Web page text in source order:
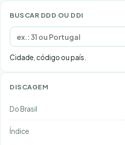
BUSCAR DDD OU DDI
Cidade, código ou país.
DISCAGEM
Do Brasil
Índice